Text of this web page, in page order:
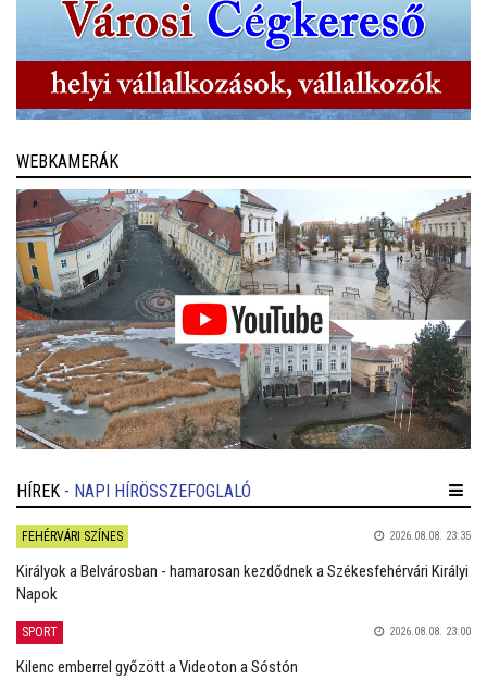
WEBKAMERÁK
HÍREK - NAPI HÍRÖSSZEFOGLALÓ
FEHÉRVÁRI SZÍNES 2026.08.08. 23:35
Királyok a Belvárosban - hamarosan kezdődnek a Székesfehérvári Királyi
Napok
SPORT 2026.08.08. 23:00
Kilenc emberrel győzött a Videoton a Sóstón